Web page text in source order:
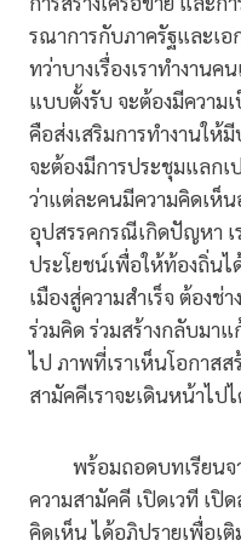
รณาการกับภาครัฐและเ
ทว่าบางเรื่องเราทำงานค
แบบตั้งรับ จะต้องมีควา
คือส่งเสริมการทำงานให้
จะต้องมีการประชุมแลก
ว่าแต่ละคนมีความคิดเห็
อุปสรรคกรณีเกิดปัญหา เ
ประโยชน์เพื่อให้ท้องถิ่น
เมืองสู่ความสำเร็จ ต้อง
ร่วมคิด ร่วมสร้างกลับม
ไป ภาพที่เราเห็นโอกาสส
สามัคคีเราจะเดินหน้าไป
พร้อมถอดบทเรียนจา
ความสามัคคี เปิดเวที เปิ
คิดเห็น ได้อภิปรายเพื่อเ